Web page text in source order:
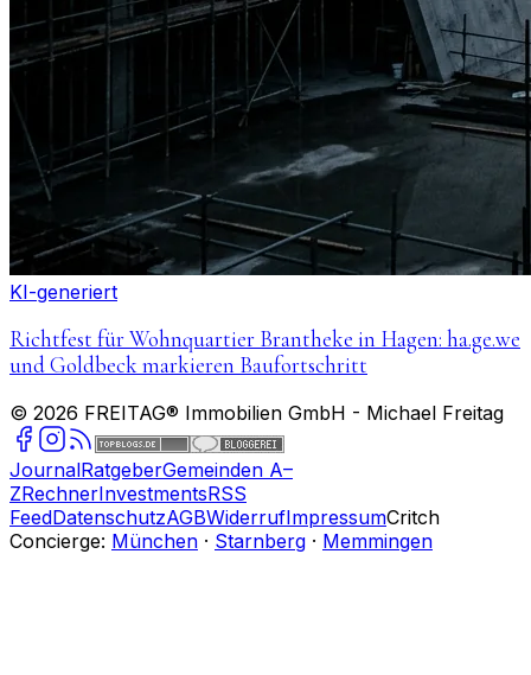
KI-generiert
Richtfest für Wohnquartier Brantheke in Hagen: ha.ge.we
und Goldbeck markieren Baufortschritt
© 2026 FREITAG® Immobilien GmbH - Michael Freitag
JournalRatgeberGemeinden A–
ZRechnerInvestmentsRSS
FeedDatenschutzAGBWiderrufImpressumCritch
Concierge: München · Starnberg · Memmingen